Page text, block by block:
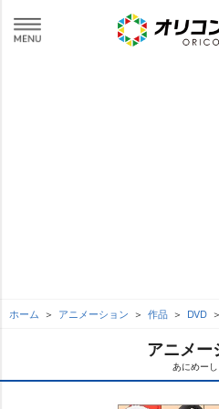
ホーム アニメーション 作品 DVD
アニメー
あにめー